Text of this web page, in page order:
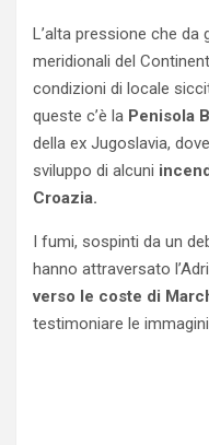
L’alta pressione che
meridionali del
condizioni di locale
queste c’è la Penisola
della ex Jugoslavia,
sviluppo di alcuni
Croazia.
I fumi, sospinti da un
hanno attraversato
verso le coste di
testimoniare le